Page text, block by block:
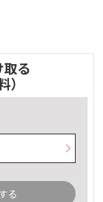
る
）
る